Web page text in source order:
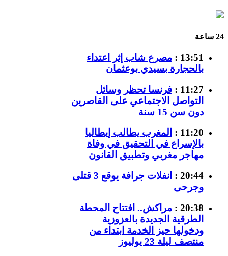
24 ساعة
13:51 :
مصرع شاب إثر اعتداء
بالحجارة بسيدي بوعثمان
11:27 :
فرنسا تحظر وسائل
التواصل الاجتماعي على القاصرين
دون سن 15 سنة
11:20 :
المغرب يطالب إيطاليا
بالإسراع في التحقيق في وفاة
مهاجر مغربي وتطبيق القانون
20:44 :
انفلات جرافة يوقع 3 قتلى
وجرحى
20:38 :
مراكش.. افتتاح المحطة
الطرقية الجديدة بالعزوزية
ودخولها حيز الخدمة ابتداء من
منتصف ليلة 23 يوليوز